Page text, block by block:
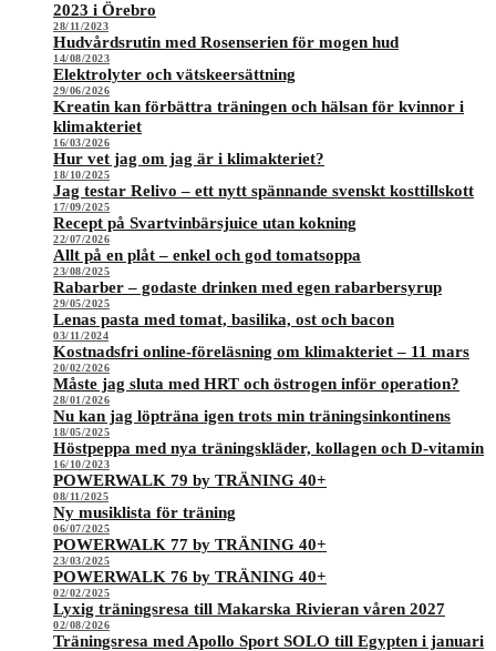
2023 i Örebro
28/11/2023
Hudvårdsrutin med Rosenserien för mogen hud
14/08/2023
Elektrolyter och vätskeersättning
29/06/2026
Kreatin kan förbättra träningen och hälsan för kvinnor i
klimakteriet
16/03/2026
Hur vet jag om jag är i klimakteriet?
18/10/2025
Jag testar Relivo – ett nytt spännande svenskt kosttillskott
17/09/2025
Recept på Svartvinbärsjuice utan kokning
22/07/2026
Allt på en plåt – enkel och god tomatsoppa
23/08/2025
Rabarber – godaste drinken med egen rabarbersyrup
29/05/2025
Lenas pasta med tomat, basilika, ost och bacon
03/11/2024
Kostnadsfri online-föreläsning om klimakteriet – 11 mars
20/02/2026
Måste jag sluta med HRT och östrogen inför operation?
28/01/2026
Nu kan jag löpträna igen trots min träningsinkontinens
18/05/2025
Höstpeppa med nya träningskläder, kollagen och D-vitamin
16/10/2023
POWERWALK 79 by TRÄNING 40+
08/11/2025
Ny musiklista för träning
06/07/2025
POWERWALK 77 by TRÄNING 40+
23/03/2025
POWERWALK 76 by TRÄNING 40+
02/02/2025
Lyxig träningsresa till Makarska Rivieran våren 2027
02/08/2026
Träningsresa med Apollo Sport SOLO till Egypten i januari